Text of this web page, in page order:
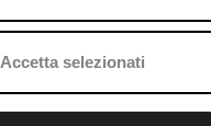
Accetta selezionati